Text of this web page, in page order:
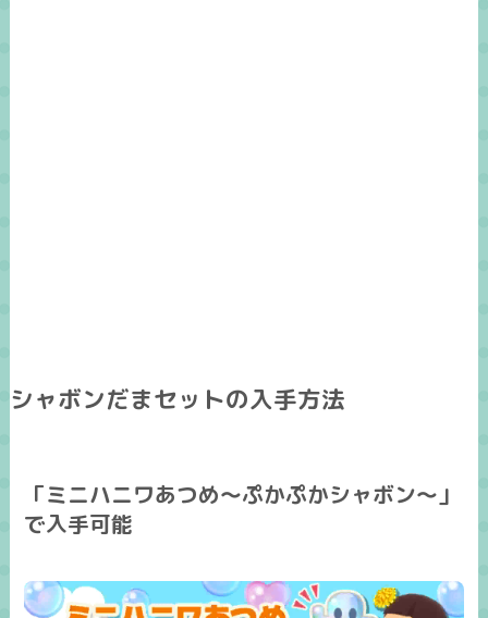
シャボンだまセットの入手方法
「ミニハニワあつめ～ぷかぷかシャボン～」
で入手可能